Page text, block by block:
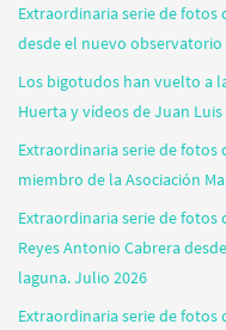
Extraordinaria serie de
desde el nuevo
Los bigotudos han vuelto a
Huerta y vídeos de Juan Luis
Extraordinaria serie de fotos
miembro de la Asociación
Extraordinaria serie de fotos
Reyes Antonio Cabrera
laguna. Julio 2026
Extraordinaria serie de fotos